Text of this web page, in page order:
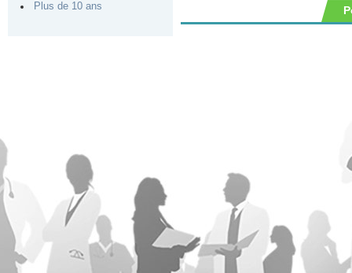
Plus de 10 ans